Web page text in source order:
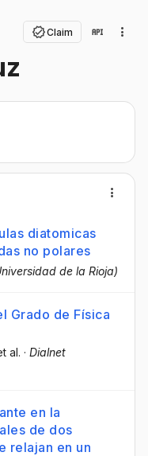
Claim
diatomicas
no polares
de la Rioja)
Grado de Física
al. · Dialnet
en la
de dos
relajan en un